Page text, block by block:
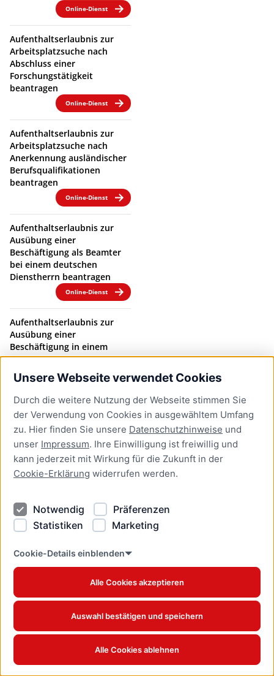
Unsere Webseite verwendet Cookies
Durch die weitere Nutzung der Webseite stimmen Sie
der Verwendung von Cookies in ausgewähltem Umfang
zu. Hier finden Sie unsere Datenschutzhinweise und
unser Impressum. Ihre Einwilligung ist freiwillig und
kann jederzeit mit Wirkung für die Zukunft in der
Cookie-Erklärung widerrufen werden.
Notwendig
Präferenzen
Statistiken
Marketing
Cookie-Details einblenden
Alle Cookies akzeptieren
Auswahl bestätigen und speichern
Alle Cookies ablehnen
Online-Dienst
Aufenthaltserlaubnis zur
Arbeitsplatzsuche nach
Abschluss einer
Forschungstätigkeit
beantragen
Online-Dienst
Aufenthaltserlaubnis zur
Arbeitsplatzsuche nach
Anerkennung ausländischer
Berufsqualifikationen
beantragen
Online-Dienst
Aufenthaltserlaubnis zur
Ausübung einer
Beschäftigung als Beamter
bei einem deutschen
Dienstherrn beantragen
Online-Dienst
Aufenthaltserlaubnis zur
Ausübung einer
Beschäftigung in einem
Beamtenverhältnis bei
einem deutschen
Dienstherrn verlängern
Online-Dienst
Aufenthaltserlaubnis zur
bedingten Zulassung zum
Studium oder zum
Teilzeitstudium beantragen
Online-Dienst
Aufenthaltserlaubnis zur
Beschäftigung als Fachkraft
mit akademischer
Ausbildung beantragen
Aufenthaltserlaubnis zur
betrieblichen Aus- und
Weiterbildung verlängern
Online-Dienst
Aufenthaltserlaubnis zur